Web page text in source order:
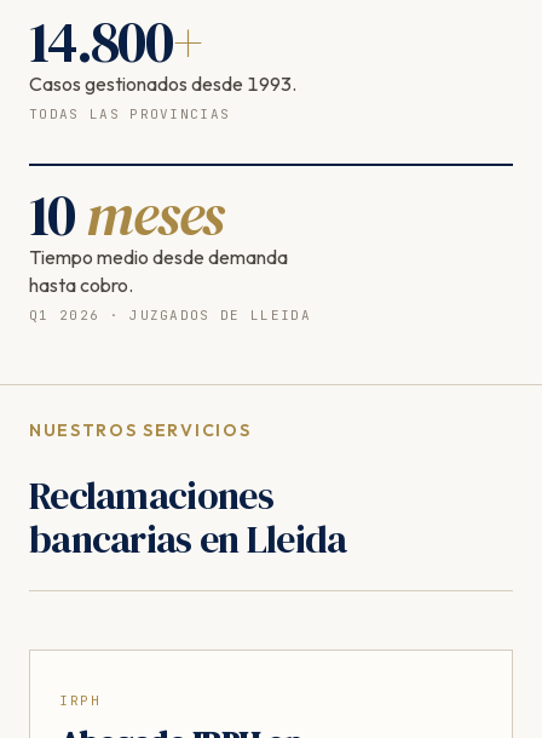
14.800+
Casos gestionados desde 1993.
TODAS LAS PROVINCIAS
10meses
Tiempo medio desde demanda
hasta cobro.
Q1 2026 · JUZGADOS DE LLEIDA
NUESTROS SERVICIOS
Reclamaciones
bancarias en Lleida
IRPH